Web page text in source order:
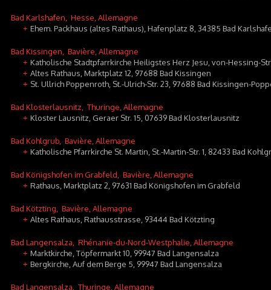
Bad Karlshafen , Hesse, Allemagne
+ Ehem. Packhaus (altes Rathaus), Hafenplatz 8, 34385 Bad
Bad Kissingen , Bavière, Allemagne
+ Katholische Stadtpfarrkirche Heiligstes Herz Jesu, von-Hessing-
+ Altes Rathaus, Marktplatz 12, 97688 Bad Kissingen
+ St. Ullrich Poppenroth, St.-Ulrich-Str. 23, 97688 Bad Kissingen-
Bad Klosterlausnitz , Thuringe, Allemagne
+ Kloster Lausnitz, Geraer Str. 15, 07639 Bad Klosterlausnitz
Bad Kohlgrub , Bavière, Allemagne
+ Katholische Pfarrkirche St. Martin, St.-Martin-Str. 1, 82433 Bad
Bad Königshofen im Grabfeld , Bavière, Allemagne
+ Rathaus, Marktplatz 2, 97631 Bad Königshofen im Grabfeld
Bad Kötzting , Bavière, Allemagne
+ Altes Rathaus, Rathausstrasse, 93444 Bad Kötzting
Bad Langensalza , Rhénanie-du-Nord-Westphalie, Allemagne
+ Marktkirche, Töpfermarkt 10, 99947 Bad Langensalza
+ Bergkirche, Auf dem Berge 5, 99947 Bad Langensalza
Bad Langensalza , Thuringe, Allemagne